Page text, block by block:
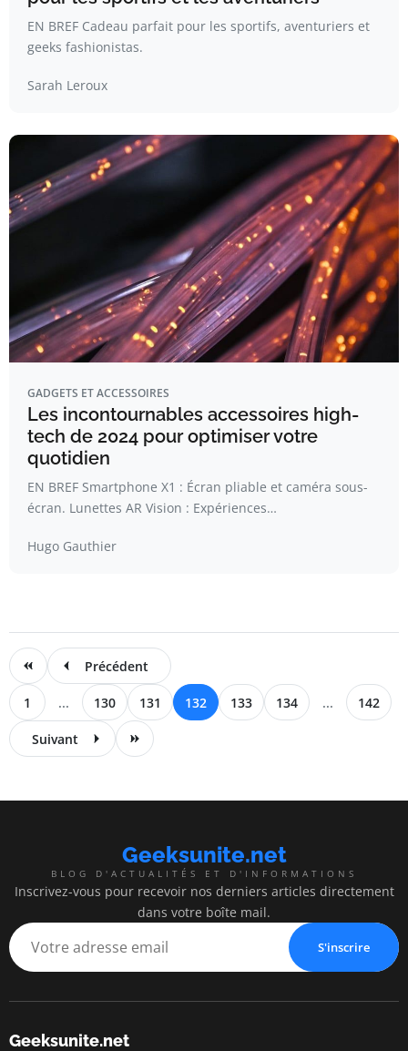
EN BREF Cadeau parfait pour les sportifs, aventuriers et
geeks fashionistas.
Sarah Leroux
GADGETS ET ACCESSOIRES
Les incontournables accessoires high-
tech de 2024 pour optimiser votre
quotidien
EN BREF Smartphone X1 : Écran pliable et caméra sous-
écran. Lunettes AR Vision : Expériences…
Hugo Gauthier
Précédent
1 ... 130 131 132 133 134 ... 142
Suivant
Geeksunite.net
BLOG D'ACTUALITÉS ET D'INFORMATIONS
Inscrivez-vous pour recevoir nos derniers articles directement
dans votre boîte mail.
S'inscrire
Geeksunite.net